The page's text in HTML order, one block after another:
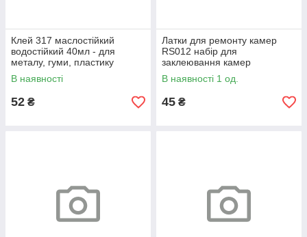
Клей 317 маслостійкий
водостійкий 40мл - для
металу, гуми, пластику
В наявності
52 ₴
Латки для ремонту камер
RS012 набір для
заклеювання камер
велосипеда 96х44мм
В наявності 1 од.
45 ₴